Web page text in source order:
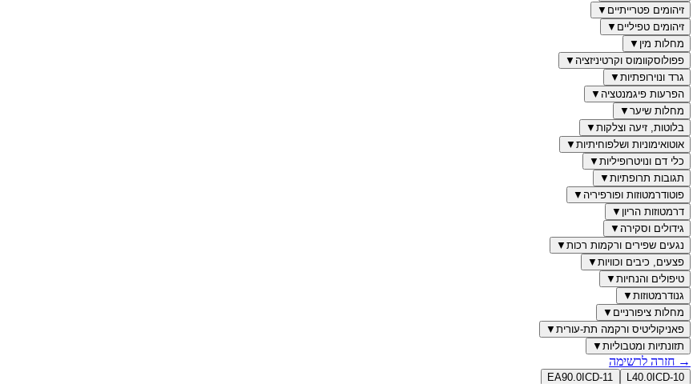
זיהומים פטרייתיים ▼
זיהומים טפיליים ▼
מחלות מין ▼
פפולוסקוומוס וקרטיניזציה ▼
גרד ונוירופתיות ▼
הפרעות פיגמנטציה ▼
מחלות שיער ▼
בלוטות, זיעה וצלקות ▼
אוטואימוניות ושלפוחיתיות ▼
כלי דם ונויטרופיליות ▼
תגובות תרופתיות ▼
פוטודרמטוזות ופורפיריה ▼
דרמטוזות הריון ▼
גידולים וסקירה ▼
נגעים שפירים ורקמות רכות ▼
פצעים, כיבים וכוויות ▼
טיפולים והנחיות ▼
גנודרמטוזות ▼
מחלות ציפורניים ▼
פאניקוליטיס ורקמה תת-עורית ▼
תזונתיות ומטבוליות ▼
→ חזרה לרשימה
L40.0 ICD-10
EA90.0 ICD-11